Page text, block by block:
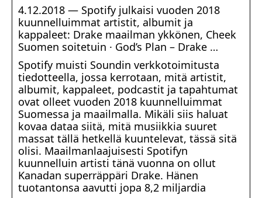
4.12.2018 — Spotify julkaisi vuoden 2018
kuunnelluimmat artistit, albumit ja
kappaleet: Drake maailman ykkönen, Cheek
Suomen soitetuin · God’s Plan – Drake …
Spotify muisti Soundin verkkotoimitusta
tiedotteella, jossa kerrotaan, mitä artistit,
albumit, kappaleet, podcastit ja tapahtumat
ovat olleet vuoden 2018 kuunnelluimmat
Suomessa ja maailmalla. Mikäli siis haluat
kovaa dataa siitä, mitä musiikkia suuret
massat tällä hetkellä kuuntelevat, tässä sitä
olisi. Maailmanlaajuisesti Spotifyn
kuunnelluin artisti tänä vuonna on ollut
Kanadan superräppäri Drake. Hänen
tuotantonsa aavutti jopa 8,2 miljardia